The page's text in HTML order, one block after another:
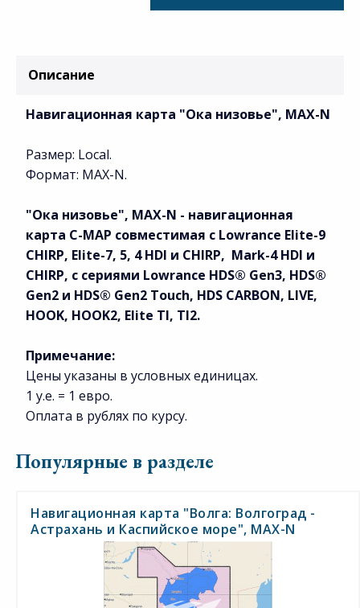
Описание
Навигационная карта "Ока низовье", MAX-N
Размер: Local.
Формат: MAX-N.
"Ока низовье", MAX-N - навигационная
карта C-MAP совместимая с Lowrance Elite-9
CHIRP, Elite-7, 5, 4 HDI и CHIRP, Mark-4 HDI и
CHIRP, с сериями Lowrance HDS® Gen3, HDS®
Gen2 и HDS® Gen2 Touch, HDS CARBON, LIVE,
HOOK, HOOK2, Elite TI, TI2.
Примечание:
Цены указаны в условных единицах.
1 у.е. = 1 евро.
Оплата в рублях по курсу.
Популярные в разделе
Навигационная карта "Волга: Волгоград -
Астрахань и Каспийское море", MAX-N